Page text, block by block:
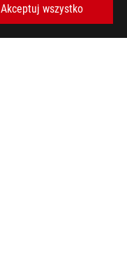
Akceptuj wszystko